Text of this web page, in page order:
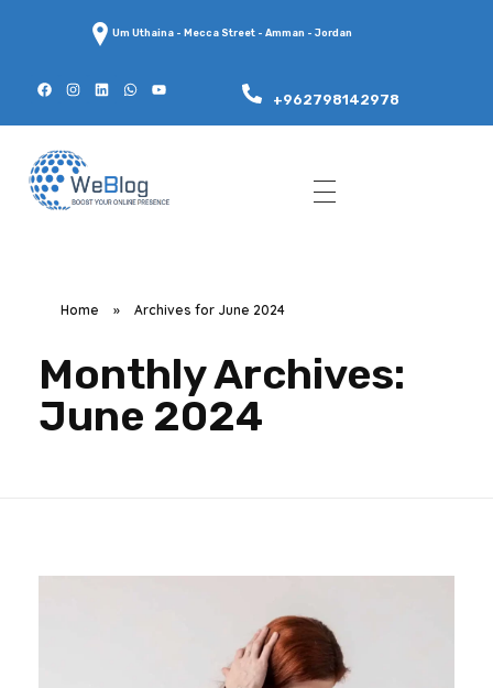
Um Uthaina - Mecca Street - Amman - Jordan
+962798142978
Home » Archives for June 2024
Monthly Archives:
June 2024